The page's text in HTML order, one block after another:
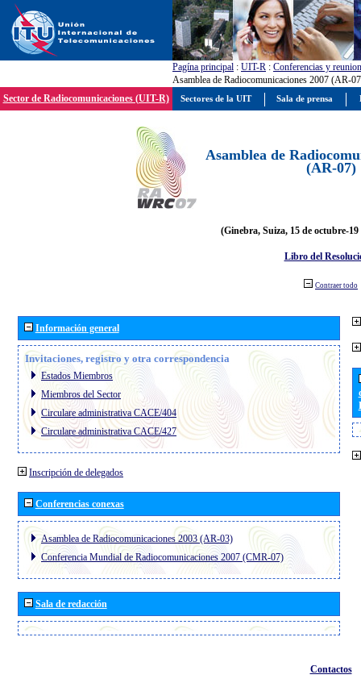
Pagína principal : UIT-R : Conferencias y
Asamblea de Radiocomunicaciones 2007 (AR-
Sector de Radiocomunicaciones (UIT-R)
Asamblea de
(AR-07)
(Ginebra, Suiza, 15 de octubre-19
Libro del
Contraer todo
Información general
Invitaciones, registro y otra correspondencia
Estados Miembros
Miembros del Sector
Circulare administrativa CACE/404
Circulare administrativa CACE/427
Inscripción de delegados
Conferencias conexas
Asamblea de Radiocomunicaciones 2003 (AR-03)
Conferencia Mundial de Radiocomunicaciones 2007 (CMR-07)
Sala de redacción
Contactos
Sectores de la UIT Sala de prensa